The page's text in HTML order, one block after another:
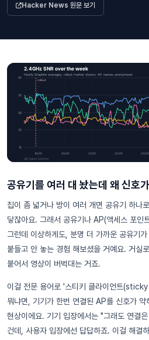
Hacker News 원문 보기
공유기를 여러 대 놨는데 왜 신호
집이 좀 넓거나 방이 여러 개면 공유기 하나
닿잖아요. 그래서 공유기나 AP(액세스 포인
그런데 이상하게도, 분명 더 가까운 공유기
붙들고 안 놓는 경험 해보셨을 거예요. 거실
붙어서 영상이 버벅대는 거죠.
이걸 전문 용어로 '스티키 클라이언트
뭐냐면, 기기가 한번 연결된 AP를 신호가
현상이에요. 기기 입장에서는 "그래도 연결
건데, 사용자 입장에선 답답하죠. 이걸 해결